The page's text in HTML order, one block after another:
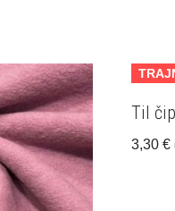
Til
3,30€